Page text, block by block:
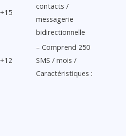
+15
contacts /
messagerie
bidirectionnelle
+12
– Comprend 250
SMS / mois /
Caractéristiques :